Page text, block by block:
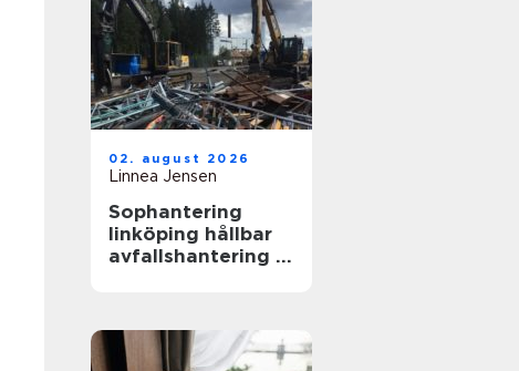
02. august 2026
Linnea Jensen
Sophantering
linköping hållbar
avfallshantering i